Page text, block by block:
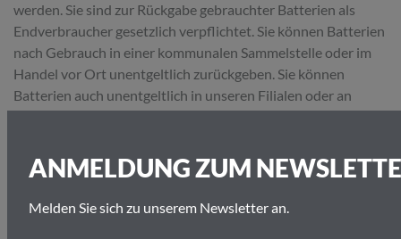
werden. Sie sind zur Rückgabe gebrauchter Batterien als
Endverbraucher gesetzlich verpflichtet. Sie können Batterien
nach Gebrauch in einer kommunalen Sammelstelle oder im
Handel vor Ort unentgeltlich zurückgeben. Sie können
Batterien auch unentgeltlich in unseren Filialen oder an
unserer nachfolgenden Anschrift zurückgeben: studio
52062 Aachen. Unsere Rücknahmeverpflichtung als
Vertreiber beschränkt sich auf Batterien der Art, die wir in
unserem Sortiment führen oder geführt haben. Unser
ANMELDUNG ZUM
Melden Sie sich zu unserem Newsletter an.